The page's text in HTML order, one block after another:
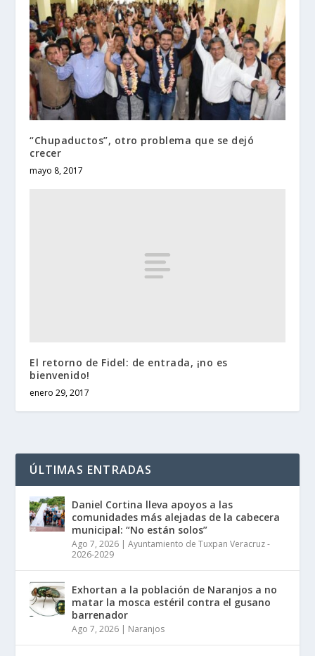
“Chupaductos”, otro problema que se dejó
crecer
mayo 8, 2017
El retorno de Fidel: de entrada, ¡no es
bienvenido!
enero 29, 2017
ÚLTIMAS ENTRADAS
Daniel Cortina lleva apoyos a las
comunidades más alejadas de la cabecera
municipal: “No están solos”
Ago 7, 2026 |Ayuntamiento de Tuxpan Veracruz -
2026-2029
Exhortan a la población de Naranjos a no
matar la mosca estéril contra el gusano
barrenador
Ago 7, 2026 | Naranjos